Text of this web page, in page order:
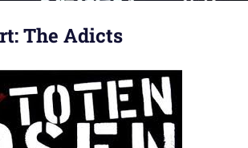
The Adicts